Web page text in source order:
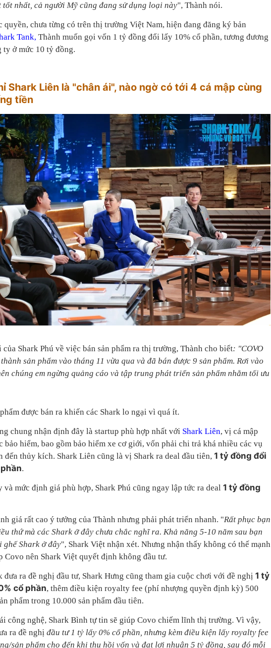
nhất, cả người Mỹ cũng đang sử dụng loại này", Thành nói.
quyền, chưa từng có trên thị trường Việt Nam, hiện đang đăng ký bản
Tank, Thành muốn gọi vốn 1 tỷ đồng đổi lấy 10% cổ phần, tương đương
ty ở mức 10 tỷ đồng.
Shark Liên là "chân ái", nào ngờ có tới 4 cá mập cùng
tiền
của Shark Phú về việc bán sản phẩm ra thị trường, Thành cho biết: "COVO
sản phẩm vào tháng 11 vừa qua và đã bán được 9 sản phẩm. Rơi vào
chúng em ngừng quảng cáo và tập trung phát triển sản phẩm nhằm tối ưu
được bán ra khiến các Shark lo ngại vì quá ít.
chung nhận định đây là startup phù hợp nhất với Shark Liên, vị cá mập
bảo hiểm, bao gồm bảo hiểm xe cơ giới, vốn phải chi trả khá nhiều các vụ
đến thủy kích. Shark Liên cũng là vị Shark ra deal đầu tiên, 1 tỷ đồng đổi
.
và mức định giá phù hợp, Shark Phú cũng ngay lập tức ra deal 1 tỷ đồng
giá rất cao ý tưởng của Thành nhưng phải phát triển nhanh. "Rất phục bạn
thứ mà các Shark ở đây chưa chắc nghĩ ra. Khả năng 5-10 năm sau bạn
ghế Shark ở đây", Shark Việt nhận xét. Nhưng nhận thấy không có thế mạnh
Covo nên Shark Việt quyết định không đầu tư.
đưa ra đề nghị đầu tư, Shark Hưng cũng tham gia cuộc chơi với đề nghị 1 tỷ
cổ phần, thêm điều kiện royalty fee (phí nhượng quyền định kỳ) 500
phẩm trong 10.000 sản phẩm đầu tiên.
công nghệ, Shark Bình tự tin sẽ giúp Covo chiếm lĩnh thị trường. Vì vậy,
ra đề nghị đầu tư 1 tỷ lấy 0% cổ phần, nhưng kèm điều kiện lấy royalty fee
/sản phẩm cho đến khi thu hồi vốn và đạt lợi nhuận 5 tỷ đồng, sau đó mỗi